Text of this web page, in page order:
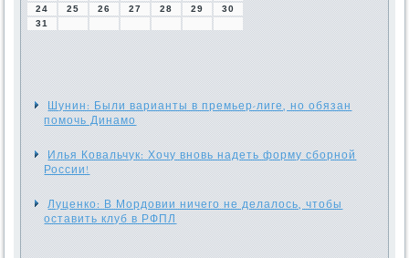
24
25 26 27 28 29
30
31
Шунин: Были варианты в премьер-лиге, но обязан
помочь Динамо
Илья Ковальчук: Хочу вновь надеть форму сборной
России!
Луценко: В Мордовии ничего не делалось, чтобы
оставить клуб в РФПЛ